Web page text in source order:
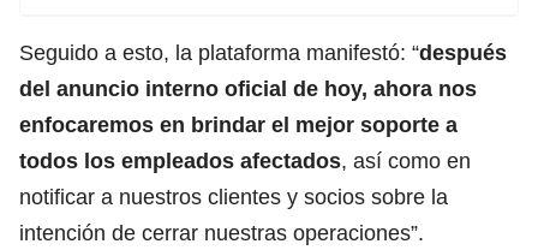
Seguido a esto, la plataforma manifestó: “después
del anuncio interno oficial de hoy, ahora nos
enfocaremos en brindar el mejor soporte a
todos los empleados afectados, así como en
notificar a nuestros clientes y socios sobre la
intención de cerrar nuestras operaciones”.